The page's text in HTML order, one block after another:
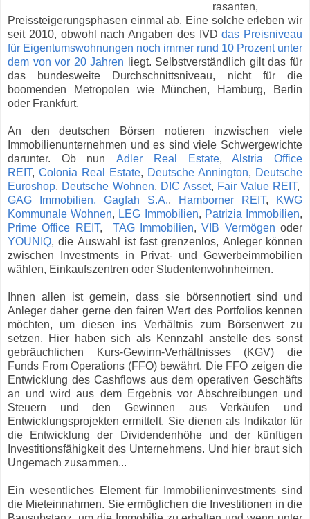
rasanten,
Preissteigerungsphasen einmal ab. Eine solche erleben wir
seit 2010, obwohl nach Angaben des IVDdas Preisniveau
für Eigentumswohnungen noch immer rund 10 Prozent unter
dem von vor 20 Jahren liegt. Selbstverständlich gilt das für
das bundesweite Durchschnittsniveau, nicht für die
boomenden Metropolen wie München, Hamburg, Berlin
oder Frankfurt.
An den deutschen Börsen notieren inzwischen viele
Immobilienunternehmen und es sind viele Schwergewichte
darunter. Ob nunAdler Real Estate,Alstria Office
REIT, Colonia Real Estate, Deutsche Annington, Deutsche
Euroshop, Deutsche Wohnen, DIC Asset, Fair Value REIT,
GAG Immobilien,
Gagfah S.A., Hamborner REIT,
KWG
Kommunale Wohnen, LEG Immobilien, Patrizia Immobilien,
Prime Office REIT, TAG Immobilien,VIB Vermögen oder
YOUNIQ, die Auswahl ist fast grenzenlos, Anleger können
zwischen Investments in Privat- und Gewerbeimmobilien
wählen, Einkaufszentren oder Studentenwohnheimen.
Ihnen allen ist gemein, dass sie börsennotiert sind und
Anleger daher gerne den fairen Wert des Portfolios kennen
möchten, um diesen ins Verhältnis zum Börsenwert zu
setzen. Hier haben sich als Kennzahl anstelle des sonst
gebräuchlichen Kurs-Gewinn-Verhältnisses (KGV) die
Funds From Operations (FFO) bewährt. Die FFO zeigen die
Entwicklung des Cashflows aus dem operativen Geschäfts
an und wird aus dem Ergebnis vor Abschreibungen und
Steuern und den Gewinnen aus Verkäufen und
Entwicklungsprojekten ermittelt. Sie dienen als Indikator für
die Entwicklung der Dividendenhöhe und der künftigen
Investitionsfähigkeit des Unternehmens. Und hier braut sich
Ungemach zusammen...
Ein wesentliches Element für Immobilieninvestments sind
die Mieteinnahmen. Sie ermöglichen die Investitionen in die